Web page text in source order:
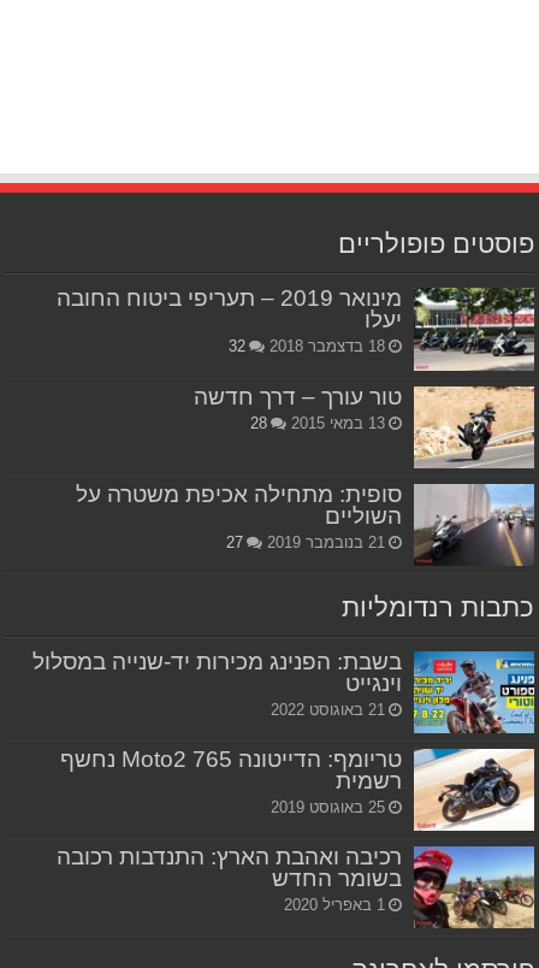
פוסטים פופולריים
מינואר 2019 – תעריפי ביטוח החובה
יעלו
18 בדצמבר 2018 32
טור עורך – דרך חדשה
13 במאי 2015 28
סופית: מתחילה אכיפת משטרה על
השוליים
21 בנובמבר 2019 27
כתבות רנדומליות
בשבת: הפנינג מכירות יד-שנייה במסלול
וינגייט
21 באוגוסט 2022
טריומף: הדייטונה 765 Moto2 נחשף
רשמית
25 באוגוסט 2019
רכיבה ואהבת הארץ: התנדבות רכובה
בשומר החדש
1 באפריל 2020